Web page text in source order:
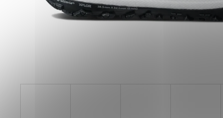
PILLAR PERFORMANCE COLLAGEN REPAIR
TENDON & LIGAMENT
1 268 Kč